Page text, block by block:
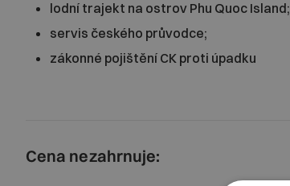
lodní trajekt na ostrov Phu Quoc Island;
servis českého průvodce;
zákonné pojištění CK proti úpadku
Cena nezahrnuje: